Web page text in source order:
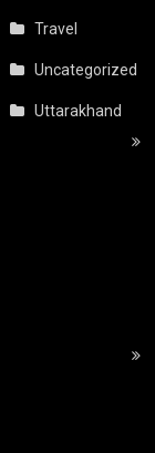
Travel
Uncategorized
Uttarakhand